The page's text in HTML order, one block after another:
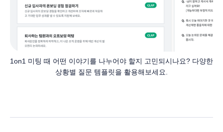
1on1 미팅 때 어떤 이야기를 나누어야 할지 고민되시나요? 다양한
상황별 질문 템플릿을 활용해보세요.